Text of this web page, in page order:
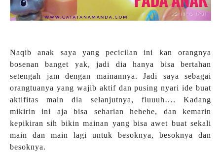
Naqib anak saya yang pecicilan ini kan orangnya
bosenan banget yak, jadi dia hanya bisa bertahan
setengah jam dengan mainannya. Jadi saya sebagai
orangtuanya yang wajib aktif dan pusing nyari ide buat
aktifitas main dia selanjutnya, fiuuuh…. Kadang
mikirin ini aja bisa seharian hehehe, dan kemarin
kepikiran sih bikin mainan yang bisa awet buat sekali
main dan main lagi untuk besoknya, besoknya dan
besoknya.